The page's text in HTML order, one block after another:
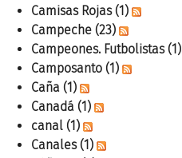
Camisas Rojas (1)
Campeche (23)
Campeones. Futbolistas (1)
Camposanto (1)
Caña (1)
Canadá (1)
canal (1)
Canales (1)